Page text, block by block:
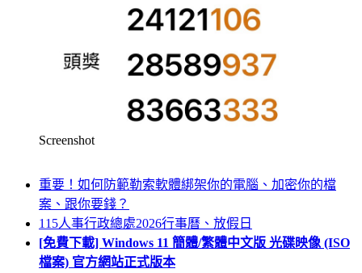
Screenshot
重要！如何防範勒索軟體綁架你的電腦、加密你的檔
案、跟你要錢？
115人事行政總處2026行事曆、放假日
[免費下載] Windows 11 簡體/繁體中文版 光碟映像 (ISO
檔案) 官方網站正式版本